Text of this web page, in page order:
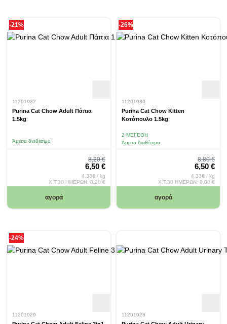
-21%
11201032
Purina Cat Chow Adult Πάπια
1.5kg
Άμεσα διαθέσιμο
Special Price
6,50 €
Regular Price
8,20 €
4.33€ / kg
Χ.Τ.30 ΗΜΕΡΩΝ: 8,20 €
αγορά
-26%
11201030
Purina Cat Chow Kitten
Κοτόπουλο 1.5kg
2 ΜΕΓΈΘΗ
Άμεσα διαθέσιμο
Special
6,50 €
Regular
8,80 €
4.33€ / kg
Χ.Τ.30 ΗΜΕΡΩΝ: 8,80 €
αγορά
-24%
11201029 11201028